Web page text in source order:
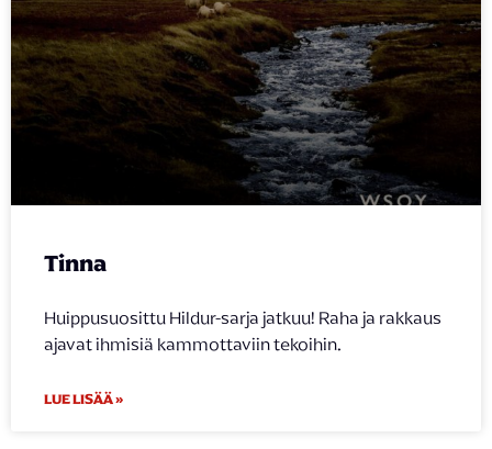
Tinna
Huippusuosittu Hildur-sarja jatkuu! Raha ja rakkaus
ajavat ihmisiä kammottaviin tekoihin.
LUE LISÄÄ »